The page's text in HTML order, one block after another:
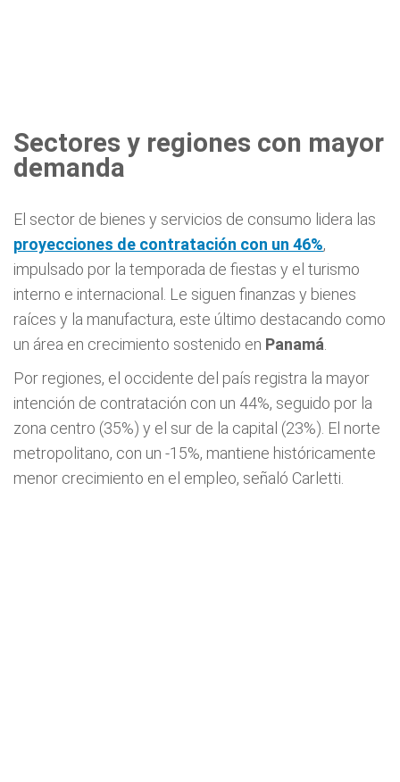
Sectores y regiones con mayor
demanda
El sector de bienes y servicios de consumo lidera las
proyecciones de contratación con un 46%,
impulsado por la temporada de fiestas y el turismo
interno e internacional. Le siguen finanzas y bienes
raíces y la manufactura, este último destacando como
un área en crecimiento sostenido en Panamá
Por regiones, el occidente del país registra la mayor
intención de contratación con un 44%, seguido por la
zona centro (35%) y el sur de la capital (23%). El norte
metropolitano, con un -15%, mantiene históricamente
menor crecimiento en el empleo, señaló Carletti.